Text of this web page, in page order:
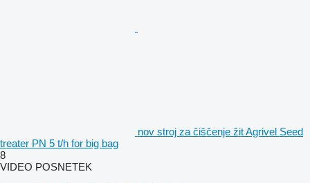
nov stroj za čiščenje žit Agrivel Seed
treater PN 5 t/h for big bag
8
VIDEO POSNETEK